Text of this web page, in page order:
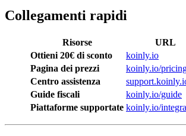
Collegamenti rapidi
Risorse
URL
Ottieni 20€ di sconto
koinly.io
Pagina dei prezzi
koinly.io/
Centro assistenza
Guide fiscali
koinly.io/guide
Piattaforme supportate koinly.io/